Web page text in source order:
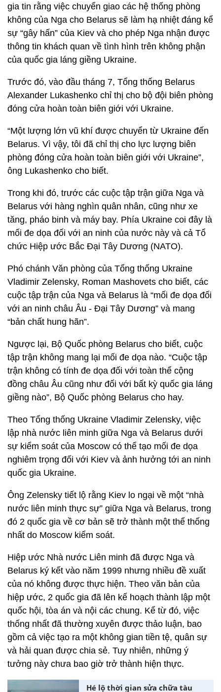
gia tin rằng việc chuyển giao các hệ thống phòng
không của Nga cho Belarus sẽ làm hạ nhiệt đáng kể
sự “gây hấn” của Kiev và cho phép Nga nhận được
thông tin khách quan về tình hình trên không phận
của quốc gia láng giềng Ukraine.
Trước đó, vào đầu tháng 7, Tổng thống Belarus
Alexander Lukashenko chỉ thị cho bộ đội biên phòng
đóng cửa hoàn toàn biên giới với Ukraine.
“Một lượng lớn vũ khí được chuyển từ Ukraine đến
Belarus. Vì vậy, tôi đã chỉ thị cho lực lượng biên
phòng đóng cửa hoàn toàn biên giới với Ukraine”,
ông Lukashenko cho biết.
Trong khi đó, trước các cuộc tập trận giữa Nga và
Belarus với hàng nghìn quân nhân, cũng như xe
tăng, pháo binh và máy bay. Phía Ukraine coi đây là
mối đe dọa đối với an ninh của nước này và cả Tổ
chức Hiệp ước Bắc Đại Tây Dương (NATO).
Phó chánh Văn phòng của Tổng thống Ukraine
Vladimir Zelensky, Roman Mashovets cho biết, các
cuộc tập trận của Nga và Belarus là “mối đe dọa đối
với an ninh châu Âu - Đại Tây Dương” và mang
“bản chất hung hãn”.
Ngược lại, Bộ Quốc phòng Belarus cho biết, cuộc
tập trận không mang lại mối đe dọa nào. “Cuộc tập
trận không có tính đe dọa đối với toàn thể cộng
đồng châu Âu cũng như đối với bất kỳ quốc gia láng
giềng nào”, Bộ Quốc phòng Belarus cho hay.
Theo Tổng thống Ukraine Vladimir Zelensky, việc
lập nhà nước liên minh giữa Nga và Belarus dưới
sự kiểm soát của Moscow có thể tạo mối đe dọa
nghiêm trọng đối với Kiev và ảnh hưởng tới an ninh
quốc gia Ukraine.
Ông Zelensky tiết lộ rằng Kiev lo ngại về một “nhà
nước liên minh thực sự” giữa Nga và Belarus, trong
đó 2 quốc gia về cơ bản sẽ trở thành một thể thống
nhất do Moscow kiểm soát.
Hiệp ước Nhà nước Liên minh đã được Nga và
Belarus ký kết vào năm 1999 nhưng nhiều đề xuất
của nó không được thực hiện. Theo văn bản của
hiệp ước, 2 quốc gia đã lên kế hoạch thành lập một
quốc hội, tòa án và nội các chung. Kể từ đó, việc
thống nhất đã thường xuyên được thảo luận, bao
gồm cả việc tạo ra một không gian tiền tệ, quân sự
và hải quan được chia sẻ. Tuy nhiên, những ý
tưởng này chưa bao giờ trở thành hiện thực.
Hé lộ thời gian sửa chữa tàu